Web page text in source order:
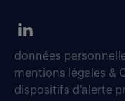
données
mentions légales &
dispositifs d'alerte